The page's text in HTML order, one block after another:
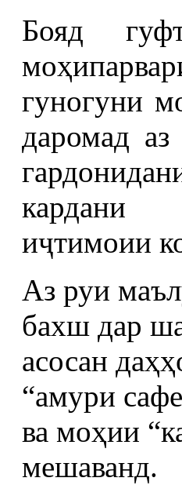
Бояд
гуногуни
даромад
кардани
иҷтимоии
Аз руи
бахш дар
асосан
“амури
ва моҳии
мешаванд.